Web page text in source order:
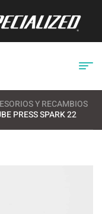
Y RECAMBIOS
PRESS SPARK 22